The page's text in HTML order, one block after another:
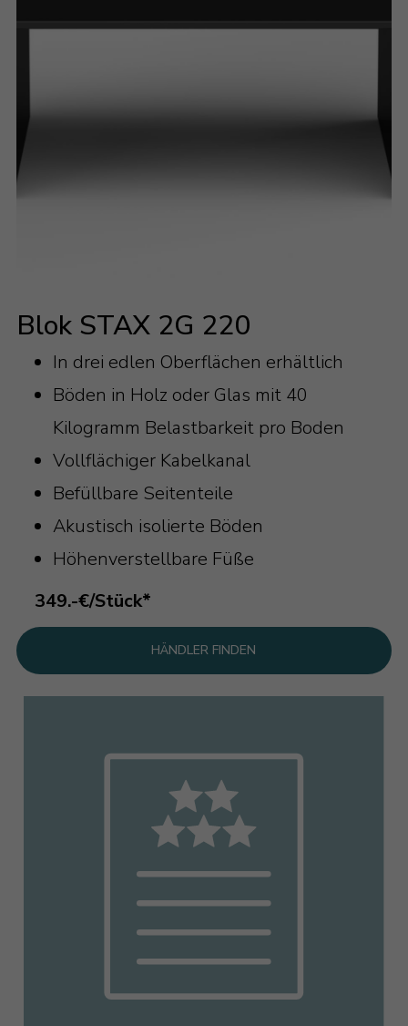
Blok STAX 2G 220
In drei edlen Oberflächen erhältlich
Böden in Holz oder Glas mit 40
Kilogramm Belastbarkeit pro Boden
Vollflächiger Kabelkanal
Befüllbare Seitenteile
Akustisch isolierte Böden
Höhenverstellbare Füße
349.-€/Stück*
HÄNDLER FINDEN